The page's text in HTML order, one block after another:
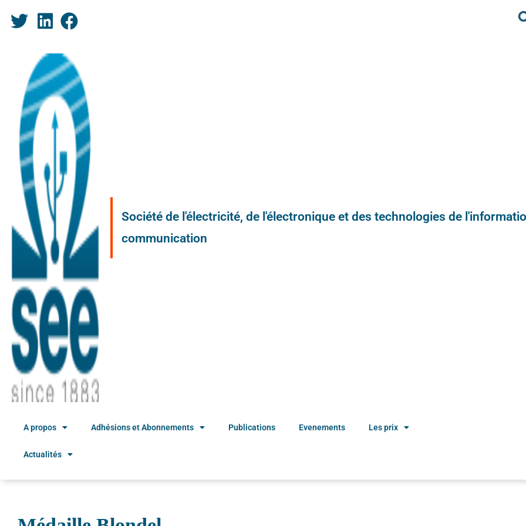
Société de l'électricité, de l'électronique et des technologies de
communication
A propos Adhésions et Abonnements Publications Evenements Les prix
Actualités